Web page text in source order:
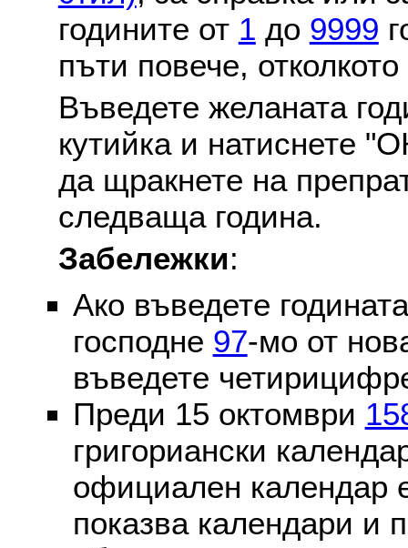
годините от 1 до 9999
пъти повече,
Въведете желаната
кутийка и натиснете
да щракнете на
следваща година.
Забележки:
Ако въведете
господне 97-мо от
въведете
Преди 15 октомври
григориански
официален календар
показва календари и